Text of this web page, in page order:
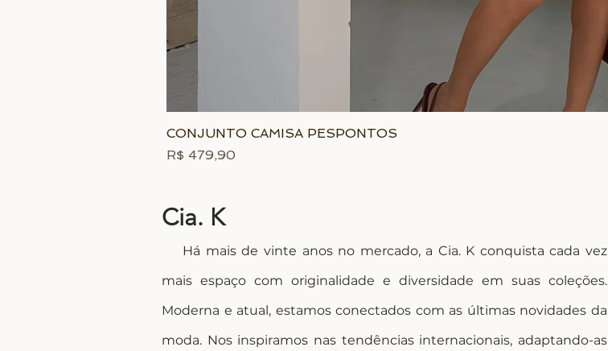
CONJUNTO CAMISA PESPONTOS
Preço
R$ 479,90
Cia. K
Há mais de vinte anos no mercado, a Cia. K conquista cada vez
mais espaço com originalidade e diversidade em suas coleções.
Moderna e atual, estamos conectados com as últimas novidades da
moda. Nos inspiramos nas tendências internacionais, adaptando-as